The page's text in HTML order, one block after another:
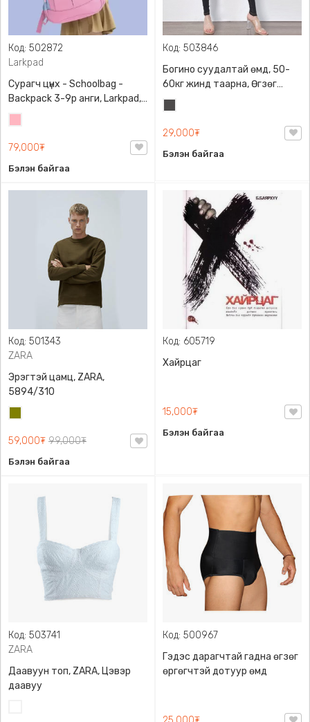
Код: 502872
Larkpad
Сурагч цүнх - Schoolbag -
Backpack 3-9р анги, Larkpad,
9009-10128, Цацруулагчтай,
Олон тасалгаатай
79,000₮
Бэлэн байгаа
Код: 503846
Богино суудалтай өмд, 50-
60кг жинд таарна, Өгзөг
өргөгчтэй
29,000₮
Бэлэн байгаа
Код: 501343
ZARA
Эрэгтэй цамц, ZARA,
5894/310
59,000₮ 99,000₮
Бэлэн байгаа
Код: 605719
Хайрцаг
15,000₮
Бэлэн байгаа
Код: 503741
ZARA
Даавуун топ, ZARA, Цэвэр
даавуу
Код: 500967
Гэдэс дарагчтай гадна өгзөг
өргөгчтэй дотуур өмд